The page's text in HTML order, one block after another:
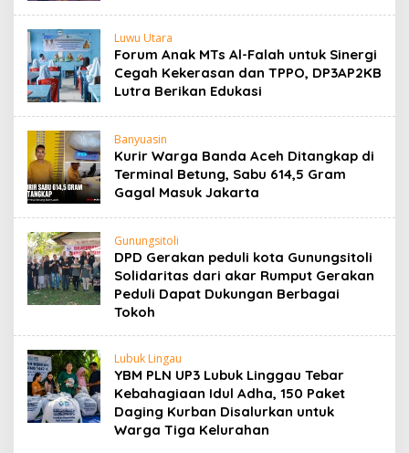
Luwu Utara
Forum Anak MTs Al-Falah untuk Sinergi
Cegah Kekerasan dan TPPO, DP3AP2KB
Lutra Berikan Edukasi
Banyuasin
Kurir Warga Banda Aceh Ditangkap di
Terminal Betung, Sabu 614,5 Gram
Gagal Masuk Jakarta
Gunungsitoli
DPD Gerakan peduli kota Gunungsitoli
Solidaritas dari akar Rumput Gerakan
Peduli Dapat Dukungan Berbagai
Tokoh
Lubuk Lingau
YBM PLN UP3 Lubuk Linggau Tebar
Kebahagiaan Idul Adha, 150 Paket
Daging Kurban Disalurkan untuk
Warga Tiga Kelurahan